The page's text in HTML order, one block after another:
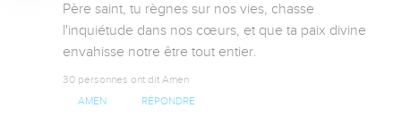
Père saint, tu règnes sur nos vies, chasse
l'inquiétude dans nos cœurs, et que ta paix divine
envahisse notre être tout entier.
30 personnes ont dit Amen
AMEN RÉPONDRE